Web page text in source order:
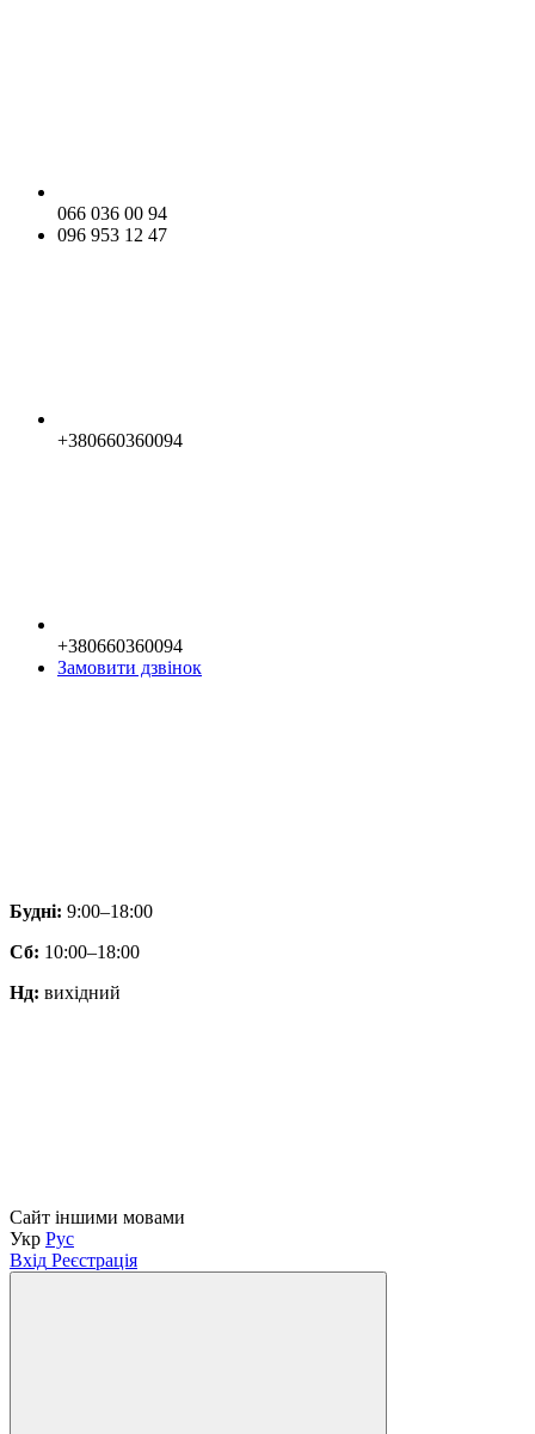
066 036 00 94
096 953 12 47
+380660360094
+380660360094
Замовити дзвінок
Будні: 9:00–18:00
Сб: 10:00–18:00
Нд: вихідний
Сайт іншими мовами
Укр Рус
Вхід Реєстрація